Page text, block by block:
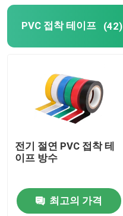
정적 플라스틱 박막
PVC 접착 테이프 (42)
전기 절연 PVC 접착 테
이프 방수
최고의 가격